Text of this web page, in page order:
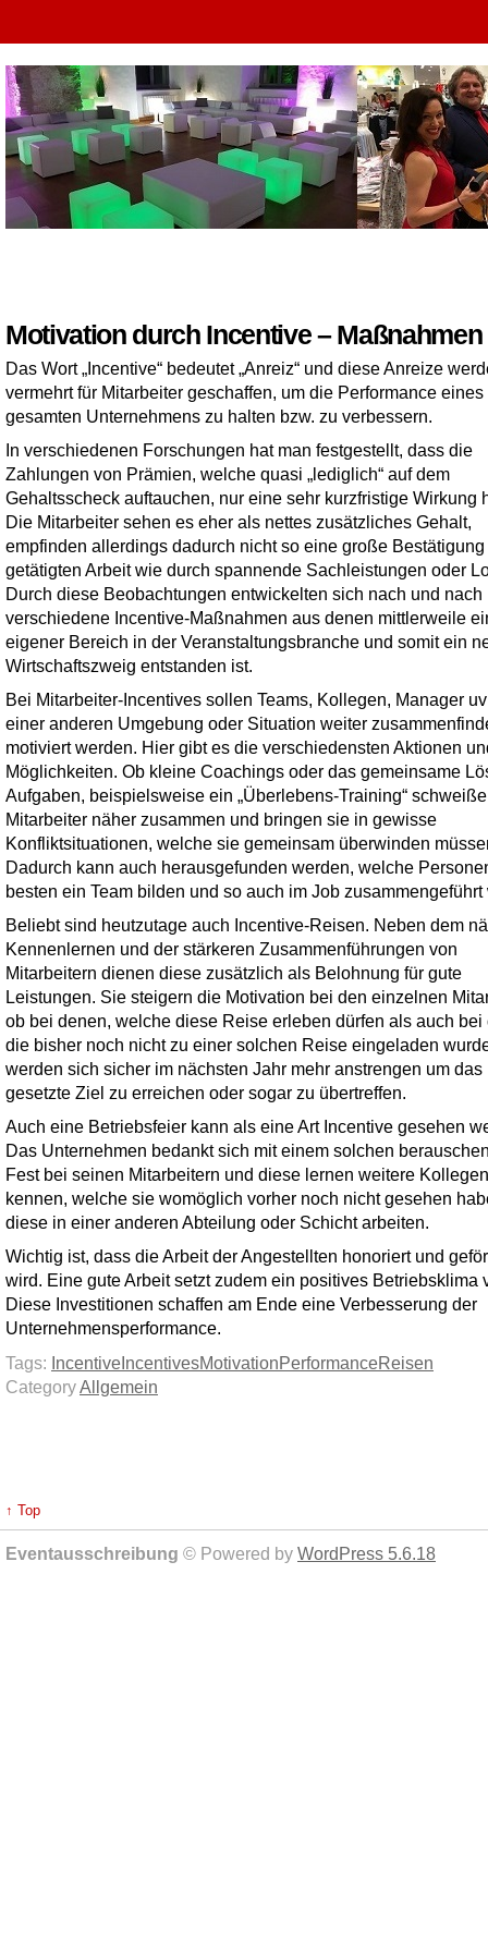
Motivation durch Incentive – Maßnahmen
Das Wort „Incentive“ bedeutet „Anreiz“ und diese Anreize
vermehrt für Mitarbeiter geschaffen, um die Performance eines
gesamten Unternehmens zu halten bzw. zu verbessern.
In verschiedenen Forschungen hat man festgestellt, dass die
Zahlungen von Prämien, welche quasi „lediglich“ auf dem
Gehaltsscheck auftauchen, nur eine sehr kurzfristige Wirkung
Die Mitarbeiter sehen es eher als nettes zusätzliches Gehalt,
empfinden allerdings dadurch nicht so eine große Bestätigung
getätigten Arbeit wie durch spannende Sachleistungen oder
Durch diese Beobachtungen entwickelten sich nach und nach
verschiedene Incentive-Maßnahmen aus denen mittlerweile
eigener Bereich in der Veranstaltungsbranche und somit ein
Wirtschaftszweig entstanden ist.
Bei Mitarbeiter-Incentives sollen Teams, Kollegen, Manager
einer anderen Umgebung oder Situation weiter
motiviert werden. Hier gibt es die verschiedensten Aktionen
Möglichkeiten. Ob kleine Coachings oder das gemeinsame
Aufgaben, beispielsweise ein „Überlebens-Training“
Mitarbeiter näher zusammen und bringen sie in gewisse
Konfliktsituationen, welche sie gemeinsam überwinden
Dadurch kann auch herausgefunden werden, welche
besten ein Team bilden und so auch im Job zusammengeführt
Beliebt sind heutzutage auch Incentive-Reisen. Neben dem
Kennenlernen und der stärkeren Zusammenführungen von
Mitarbeitern dienen diese zusätzlich als Belohnung für gute
Leistungen. Sie steigern die Motivation bei den einzelnen
ob bei denen, welche diese Reise erleben dürfen als auch bei
die bisher noch nicht zu einer solchen Reise eingeladen
werden sich sicher im nächsten Jahr mehr anstrengen um das
gesetzte Ziel zu erreichen oder sogar zu übertreffen.
Auch eine Betriebsfeier kann als eine Art Incentive gesehen
Das Unternehmen bedankt sich mit einem solchen
Fest bei seinen Mitarbeitern und diese lernen weitere Kollegen
kennen, welche sie womöglich vorher noch nicht gesehen
diese in einer anderen Abteilung oder Schicht arbeiten.
Wichtig ist, dass die Arbeit der Angestellten honoriert und
wird. Eine gute Arbeit setzt zudem ein positives Betriebsklima
Diese Investitionen schaffen am Ende eine Verbesserung der
Unternehmensperformance.
Tags: IncentiveIncentivesMotivationPerformanceReisen
Category Allgemein
↑ Top
Eventausschreibung © Powered by WordPress 5.6.18